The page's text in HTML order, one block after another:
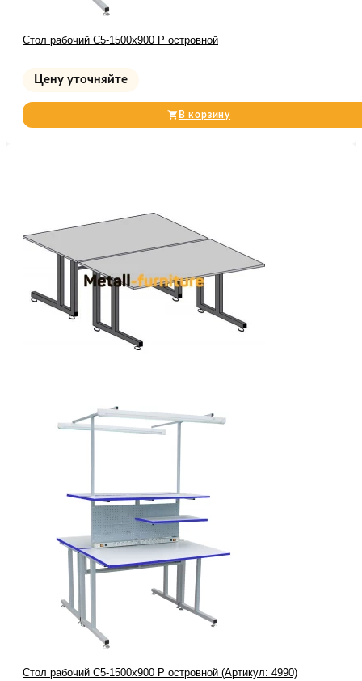
Стол рабочий С5-1500х900 Р островной
Цену уточняйте
В корзину
Стол рабочий С5-1500х900 Р островной (Артикул: 4990)